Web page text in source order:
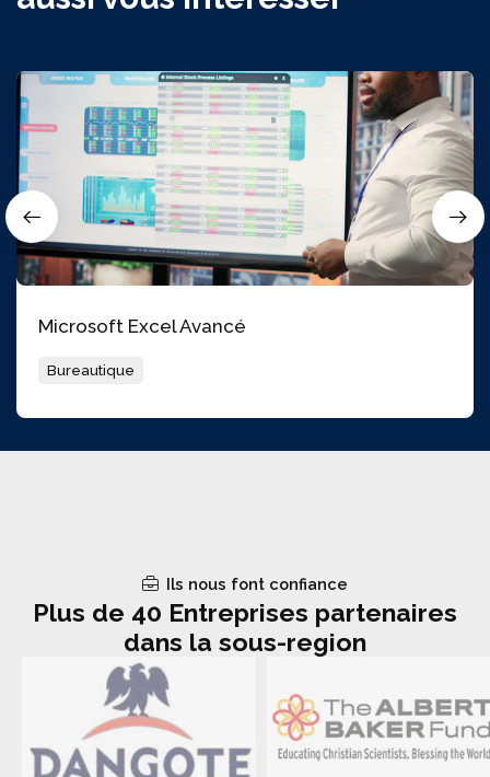
Microsoft Excel Avancé
Bureautique
Ils nous font confiance
Plus de 40 Entreprises partenaires
dans la sous-region